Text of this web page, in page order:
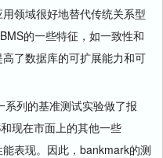
领域很好地替代传统关系型
的一些特征，如一致性和
了数据库的可扩展能力和可
列的基准测试实验做了报
现在市面上的其他一些
表现。因此，bankmark的测